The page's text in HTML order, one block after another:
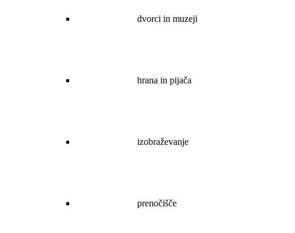
dvorci in muzeji
hrana in pijača
izobraževanje
prenočišče